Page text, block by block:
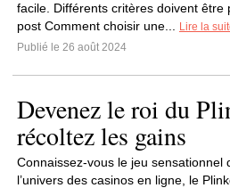
facile. Différents critères doivent
post Comment choisir une...
Lire la
Publié le 26 août 2024
Devenez le roi du
récoltez les gains
Connaissez-vous le jeu sensationnel
l’univers des casinos en ligne, le